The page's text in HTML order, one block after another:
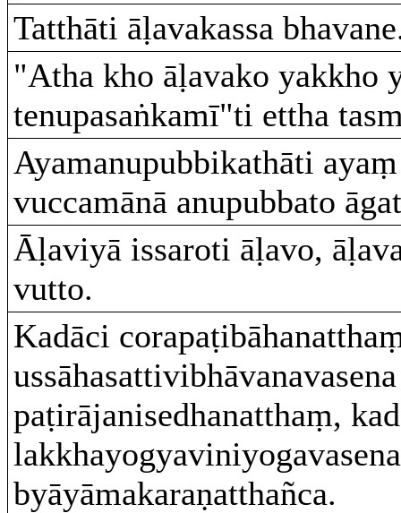
Tatthāti āḷavakassa
"Atha kho āḷavako yakkho
tenupasaṅkamī"ti ettha
Ayamanupubbikathāti
vuccamānā anupubbato
Āḷaviyā issaroti āḷavo,
vutto.
Kadāci
ussāhasattivibhāvanavasena
paṭirājanisedhanatthaṃ,
lakkhayogyaviniyogavasena
byāyāmakaraṇatthañca.